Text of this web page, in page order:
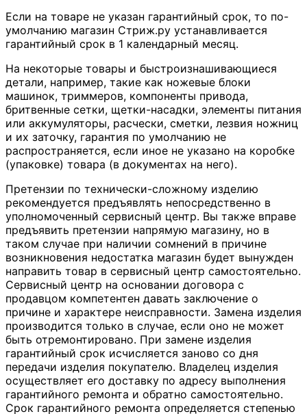
Если на товаре не указан гарантийный срок, то по-
умолчанию магазин Стриж.ру устанавливается
гарантийный срок в 1 календарный месяц.
На некоторые товары и быстроизнашивающиеся
детали, например, такие как ножевые блоки
машинок, триммеров, компоненты привода,
бритвенные сетки, щетки-насадки, элементы питания
или аккумуляторы, расчески, сметки, лезвия ножниц
и их заточку, гарантия по умолчанию не
распространяется, если иное не указано на коробке
(упаковке) товара (в документах на него).
Претензии по технически-сложному изделию
рекомендуется предъявлять непосредственно в
уполномоченный сервисный центр. Вы также вправе
предъявить претензии напрямую магазину, но в
таком случае при наличии сомнений в причине
возникновения недостатка магазин будет вынужден
направить товар в сервисный центр самостоятельно.
Сервисный центр на основании договора с
продавцом компетентен давать заключение о
причине и характере неисправности. Замена изделия
производится только в случае, если оно не может
быть отремонтировано. При замене изделия
гарантийный срок исчисляется заново со дня
передачи изделия покупателю. Владелец изделия
осуществляет его доставку по адресу выполнения
гарантийного ремонта и обратно самостоятельно.
Срок гарантийного ремонта определяется степенью